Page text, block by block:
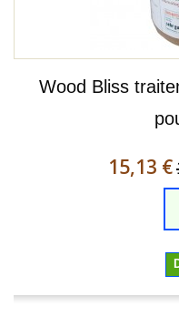
Wood Bliss
15,13 €